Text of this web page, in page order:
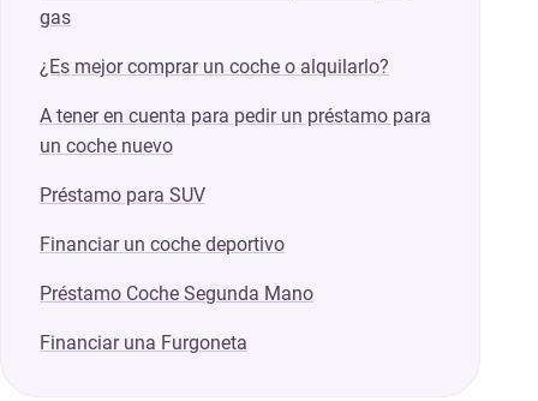
gas
¿Es mejor comprar un coche o alquilarlo?
A tener en cuenta para pedir un préstamo para
un coche nuevo
Préstamo para SUV
Financiar un coche deportivo
Préstamo Coche Segunda Mano
Financiar una Furgoneta